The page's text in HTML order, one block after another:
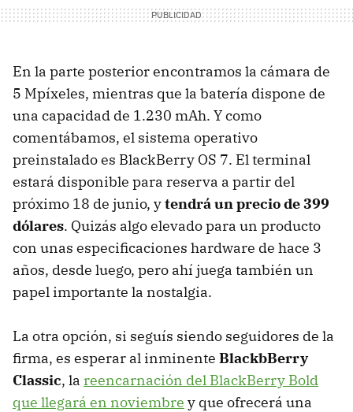
En la parte posterior encontramos la cámara de
5 Mpíxeles, mientras que la batería dispone de
una capacidad de 1.230 mAh. Y como
comentábamos, el sistema operativo
preinstalado es BlackBerry OS 7. El terminal
estará disponible para reserva a partir del
próximo 18 de junio, ytendrá un precio de 399
dólares. Quizás algo elevado para un producto
con unas especificaciones hardware de hace 3
años, desde luego, pero ahí juega también un
papel importante la nostalgia.
La otra opción, si seguís siendo seguidores de la
firma, es esperar al inminente BlackbBerry
Classic, la reencarnación del BlackBerry Bold
que llegará en noviembre y que ofrecerá una